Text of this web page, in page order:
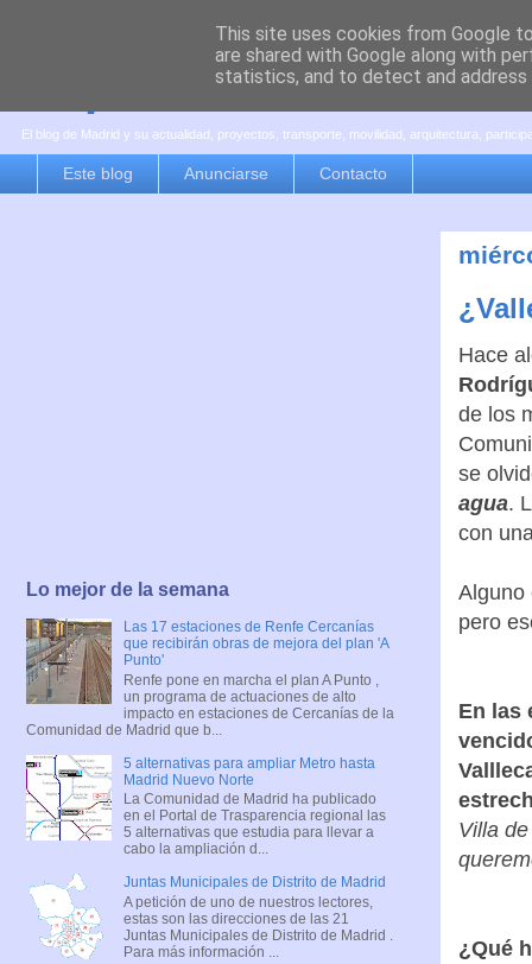
es por madrid
El blog de Madrid y su actualidad, proyectos, transporte, movilidad, arquitectura,
Este blog Anunciarse Contacto
Hace
de los
se
agua.
con
Alguno
pero
En las
Villa
¿Qué
Lo mejor de la semana
Las 17 estaciones de Renfe Cercanías
que recibirán obras de mejora del plan 'A
Punto'
Renfe pone en marcha el plan A Punto ,
un programa de actuaciones de alto
impacto en estaciones de Cercanías de la
Comunidad de Madrid que b...
5 alternativas para ampliar Metro hasta
Madrid Nuevo Norte
La Comunidad de Madrid ha publicado
en el Portal de Trasparencia regional las
5 alternativas que estudia para llevar a
cabo la ampliación d...
Juntas Municipales de Distrito de Madrid
A petición de uno de nuestros lectores,
estas son las direcciones de las 21
Juntas Municipales de Distrito de Madrid .
Para más información ...
This site uses cookies from Google
are shared with Google along with
statistics, and to detect and address